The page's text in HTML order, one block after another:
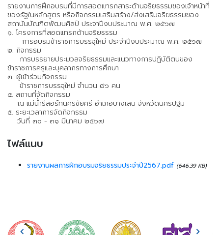
รายงานการฝึกอบรมที่มีการสอดแทรกสาระด้านจริยธรรมของเจ้าหน้าที่
ของรัฐในหลักสูตร หรือกิจกรรมเสริมสร้าง/ส่งเสริมจริยธรรมของ
สถาบันบัณฑิตพัฒนศิลป์ ประจาปีงบประมาณ พ.ศ. ๒๕๖๗
๑. โครงการที่สอดแทรกด้านจริยธรรม
การอบรมข้าราชการบรรจุใหม่ ประจำปีงบประมาณ พ.ศ. ๒๕๖๗
๒. กิจกรรม
การบรรยายประมวลจริยธรรมและแนวทางการปฏิบัติตนของ
ข้าราชการครูและบุคลากรทางการศึกษา
๓. ผู้เข้าร่วมกิจกรรม
ข้าราชการบรรจุใหม่ จำนวน ๘๖ คน
๔. สถานที่จัดกิจกรรม
ณ แม่น้ำรีสอร์ทนครชัยศรี อำเภอบางเลน จังหวัดนครปฐม
๕. ระยะเวลาการจัดกิจกรรม
วันที่ ๓๐ - ๓๑ มีนาคม ๒๕๖๗
ไฟล์แนบ
รายงานผลการฝึกอบรมจริยธรรมประจำปี2567.pdf (646.39 KB)